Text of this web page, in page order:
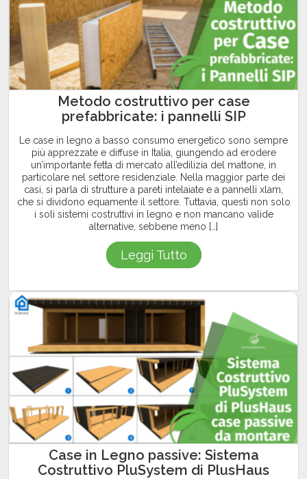
Metodo costruttivo per case
prefabbricate: i pannelli SIP
Le case in legno a basso consumo energetico sono sempre
più apprezzate e diffuse in Italia, giungendo ad erodere
un’importante fetta di mercato all’edilizia del mattone, in
particolare nel settore residenziale. Nella maggior parte dei
casi, si parla di strutture a pareti intelaiate e a pannelli xlam,
che si dividono equamente il settore. Tuttavia, questi non solo
i soli sistemi costruttivi in legno e non mancano valide
alternative, sebbene meno […]
Leggi Tutto
Case in Legno passive: Sistema
Costruttivo PluSystem di PlusHaus